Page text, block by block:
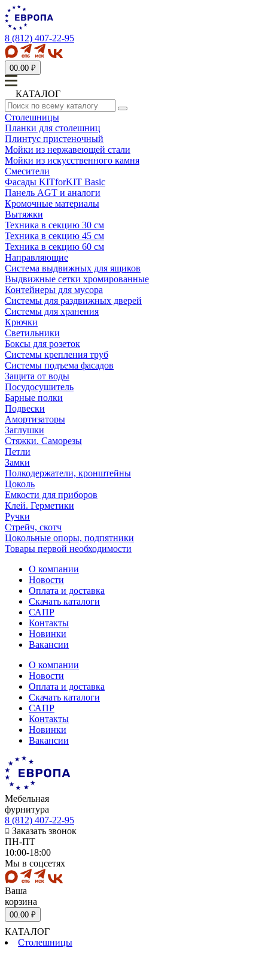
8 (812) 407-22-95
00.00 ₽
КАТАЛОГ
Столешницы
Планки для столешниц
Плинтус пристеночный
Мойки из нержавеющей стали
Мойки из искусственного камня
Смесители
Фасады KITforKIT Basic
Панель AGT и аналоги
Кромочные материалы
Вытяжки
Техника в секцию 30 см
Техника в секцию 45 см
Техника в секцию 60 см
Направляющие
Система выдвижных для ящиков
Выдвижные сетки хромированные
Контейнеры для мусора
Системы для раздвижных дверей
Системы для хранения
Крючки
Светильники
Боксы для розеток
Системы крепления труб
Системы подъема фасадов
Защита от воды
Посудосушитель
Барные полки
Подвески
Амортизаторы
Заглушки
Стяжки. Саморезы
Петли
Замки
Полкодержатели, кронштейны
Цоколь
Емкости для приборов
Клей. Герметики
Ручки
Стрейч, скотч
Цокольные опоры, подпятники
Товары первой необходимости
О компании
Новости
Оплата и доставка
Скачать каталоги
САПР
Контакты
Новинки
Вакансии
О компании
Новости
Оплата и доставка
Скачать каталоги
САПР
Контакты
Новинки
Вакансии
Мебельная
фурнитура
8 (812) 407-22-95
Заказать звонок
ПН-ПТ
10:00-18:00
Мы в соцсетях
Ваша
корзина
00.00 ₽
КАТАЛОГ
Столешницы